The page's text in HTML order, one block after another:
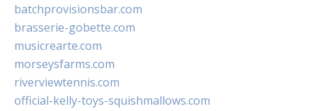
batchprovisionsbar.com
brasserie-gobette.com
musicrearte.com
morseysfarms.com
riverviewtennis.com
official-kelly-toys-squishmallows.com